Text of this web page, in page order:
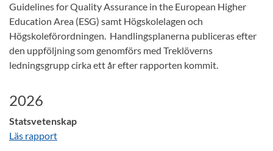
Guidelines for Quality Assurance in the European Higher
Education Area (ESG) samt Högskolelagen och
Högskoleförordningen. Handlingsplanerna publiceras efter
den uppföljning som genomförs med Treklöverns
ledningsgrupp cirka ett år efter rapporten kommit.
2026
Statsvetenskap
Läs rapport